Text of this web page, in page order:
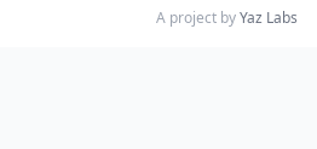
A project byYaz Labs